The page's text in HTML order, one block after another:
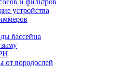
устройства
бассейна
от вородослей